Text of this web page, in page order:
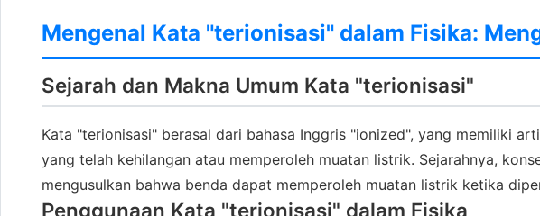
Mengenal Kata "terionisasi" dalam Fisika:
Sejarah dan Makna Umum Kata "terionisasi"
Kata "terionisasi" berasal dari bahasa Inggris "ionized", yang memiliki
yang telah kehilangan atau memperoleh muatan listrik. Sejarahnya,
mengusulkan bahwa benda dapat memperoleh muatan listrik ketika
Penggunaan Kata "terionisasi" dalam Fisika